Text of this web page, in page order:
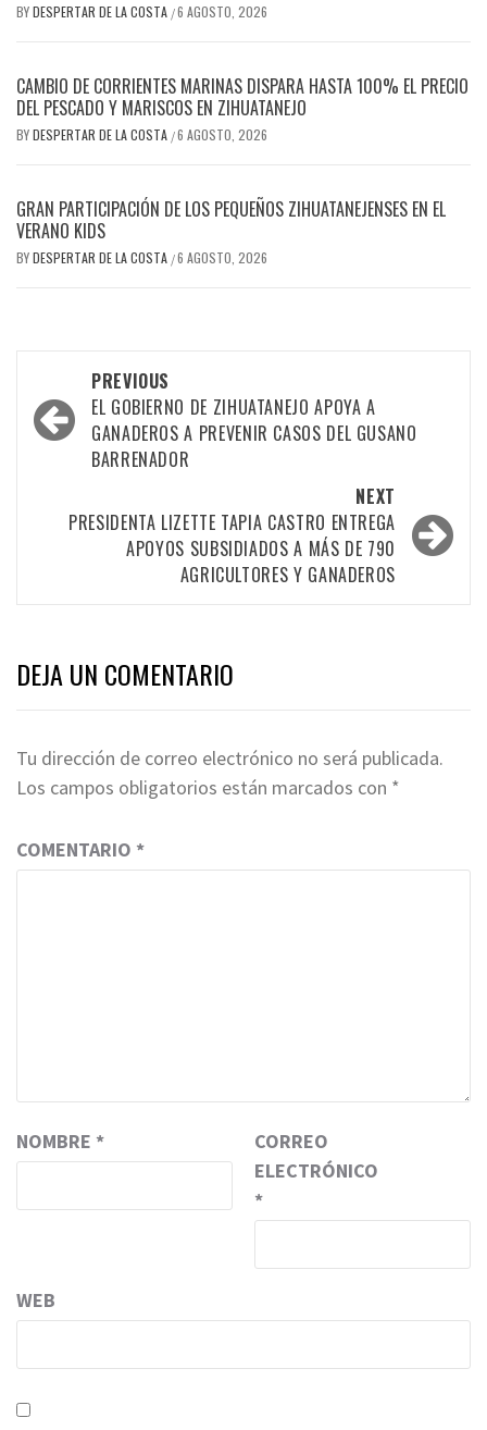
BYDESPERTAR DE LA COSTA /6 AGOSTO, 2026
CAMBIO DE CORRIENTES MARINAS DISPARA HASTA 100% EL PRECIO
DEL PESCADO Y MARISCOS EN ZIHUATANEJO
BYDESPERTAR DE LA COSTA /6 AGOSTO, 2026
GRAN PARTICIPACIÓN DE LOS PEQUEÑOS ZIHUATANEJENSES EN EL
VERANO KIDS
BYDESPERTAR DE LA COSTA /6 AGOSTO, 2026
navigation
PREVIOUS
EL GOBIERNO DE ZIHUATANEJO APOYA A
GANADEROS A PREVENIR CASOS DEL GUSANO
BARRENADOR
NEXT
PRESIDENTA LIZETTE TAPIA CASTRO ENTREGA
APOYOS SUBSIDIADOS A MÁS DE 790
AGRICULTORES Y GANADEROS
DEJA UN COMENTARIO
Tu dirección de correo electrónico no será publicada.
Los campos obligatorios están marcados con *
COMENTARIO *
NOMBRE *
CORREO
ELECTRÓNICO
*
WEB